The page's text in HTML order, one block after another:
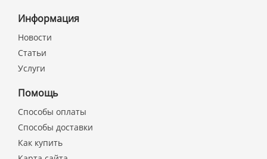
Информация
Новости
Статьи
Услуги
Помощь
Способы оплаты
Способы доставки
Как купить